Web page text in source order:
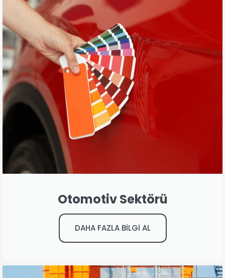
Otomotiv Sektörü
DAHA FAZLA BİLGİ AL